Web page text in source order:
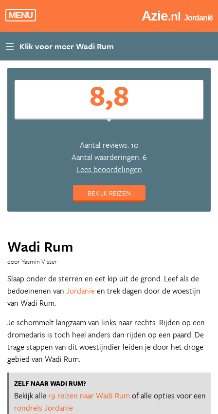
MENU Azie.nl Jordanië
8,8
Aantal reviews: 10
Aantal waarderingen: 6
Lees beoordelingen
BEKIJK REIZEN
Wadi Rum
door Yasmin Visser
Slaap onder de sterren en eet kip uit de grond. Leef als de
bedoeïnenen van Jordaniëen trek dagen door de woestijn
van Wadi Rum.
Je schommelt langzaam van links naar rechts. Rijden op een
dromedaris is toch heel anders dan rijden op een paard. De
trage stappen van dit woestijndier leiden je door het droge
gebied van Wadi Rum.
ZELF NAAR WADI RUM?
Bekijk alle19 reizen naar Wadi Rum of alle opties voor een
rondreis Jordanië